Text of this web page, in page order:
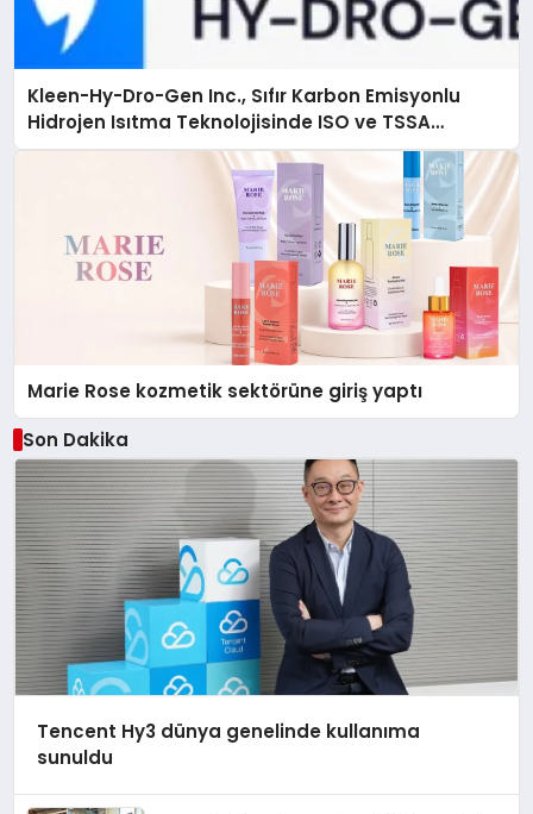
Kleen-Hy-Dro-Gen Inc., Sıfır Karbon Emisyonlu
Hidrojen Isıtma Teknolojisinde ISO ve TSSA
Düzenleyici Onaylarını Aldı
Marie Rose kozmetik sektörüne giriş yaptı
Son Dakika
Tencent Hy3 dünya genelinde kullanıma
sunuldu